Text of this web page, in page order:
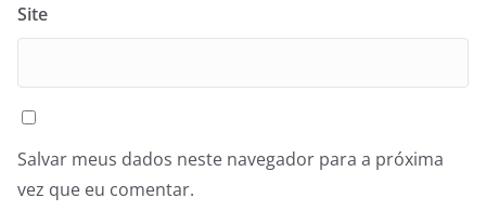
Site
Salvar meus dados neste navegador para a próxima
vez que eu comentar.